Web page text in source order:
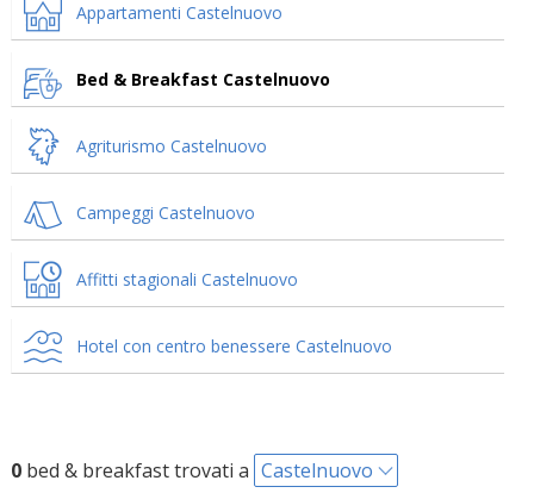
Appartamenti Castelnuovo
Bed & Breakfast Castelnuovo
Agriturismo Castelnuovo
Campeggi Castelnuovo
Affitti stagionali Castelnuovo
Hotel con centro benessere Castelnuovo
0bed & breakfast trovati a Castelnuovo